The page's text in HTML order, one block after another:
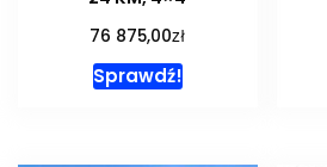
76 875,00zł
Sprawdź!